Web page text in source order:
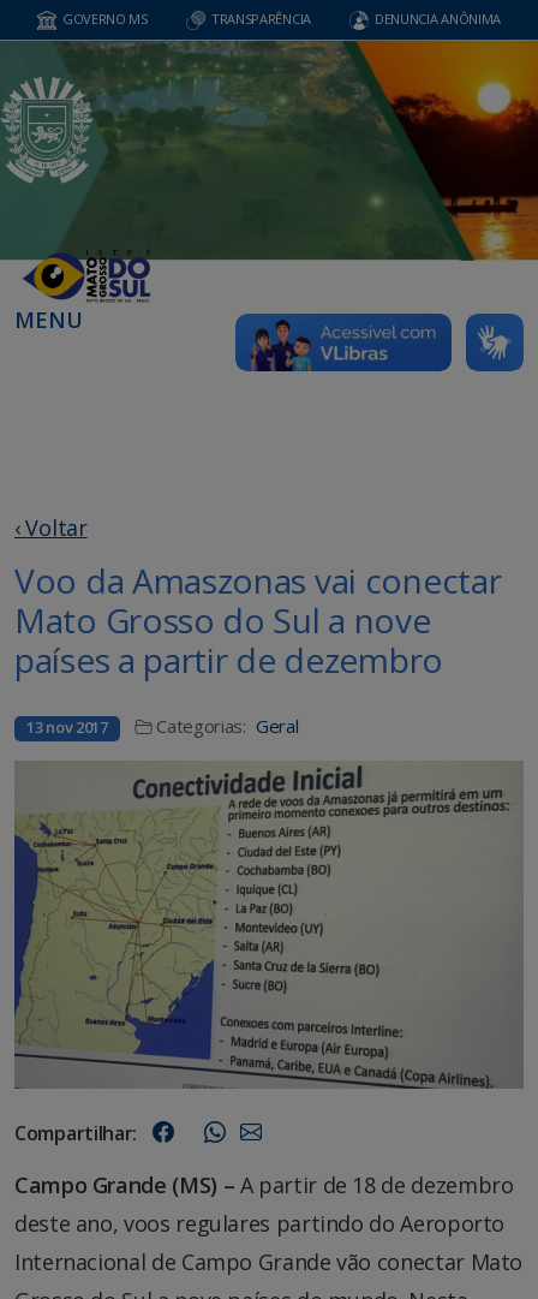
GOVERNO MS TRANSPARÊNCIA DENUNCIA ANÔNIMA
MENU
‹ Voltar
Voo da Amaszonas vai conectar
Mato Grosso do Sul a nove
países a partir de dezembro
13 nov 2017 Categorias: Geral
Compartilhar:
Campo Grande (MS) – A partir de 18 de dezembro
deste ano, voos regulares partindo do Aeroporto
Internacional de Campo Grande vão conectar Mato